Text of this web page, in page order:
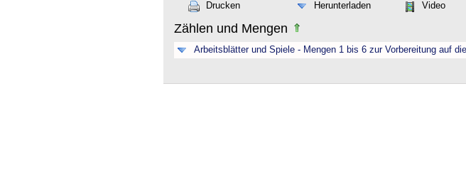
Drucken
Herunterladen Video
Zählen und Mengen
Arbeitsblätter und Spiele - Mengen 1 bis 6 zur Vorbereitung auf